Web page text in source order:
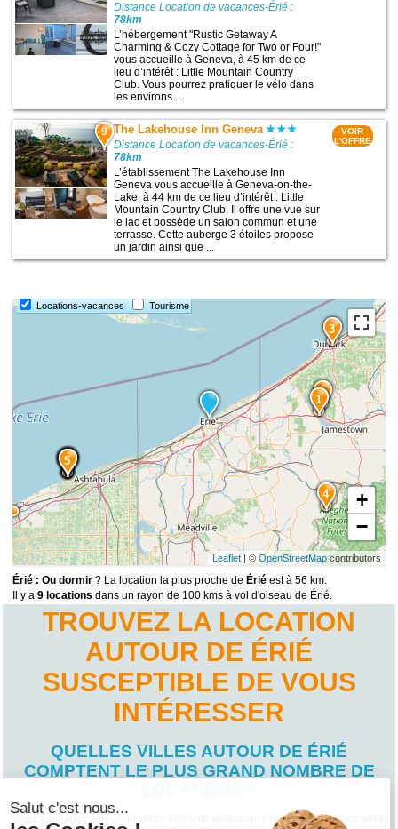
Distance Location de vacances-Érié :
78km
L’hébergement "Rustic Getaway A
Charming & Cozy Cottage for Two or Four!"
vous accueille à Geneva, à 45 km de ce
lieu d’intérêt : Little Mountain Country
Club. Vous pourrez pratiquer le vélo dans
les environs ...
9 The Lakehouse Inn Geneva
Distance Location de vacances-Érié :
78km
L’établissement The Lakehouse Inn
Geneva vous accueille à Geneva-on-the-
Lake, à 44 km de ce lieu d’intérêt : Little
Mountain Country Club. Il offre une vue sur
le lac et possède un salon commun et une
terrasse. Cette auberge 3 étoiles propose
un jardin ainsi que ...
VOIR
L'OFFRE
Locations-vacances Tourisme
9
8
7
6
5
4
3
2
1
+
−
Leaflet| ©OpenStreetMapcontributors
Érié : Ou dormir ? La location la plus proche de Érié est à 56 km.
Il y a9 locations dans un rayon de 100 kms à vol d'oiseau de Érié.
TROUVEZ LA LOCATION
AUTOUR DE ÉRIÉ
SUSCEPTIBLE DE VOUS
INTÉRESSER
QUELLES VILLES AUTOUR DE ÉRIÉ
COMPTENT LE PLUS GRAND NOMBRE DE
Vous souhaitez séjourner dans une ville particulière de Érié ? Trouvez votre
Salut c'est nous...